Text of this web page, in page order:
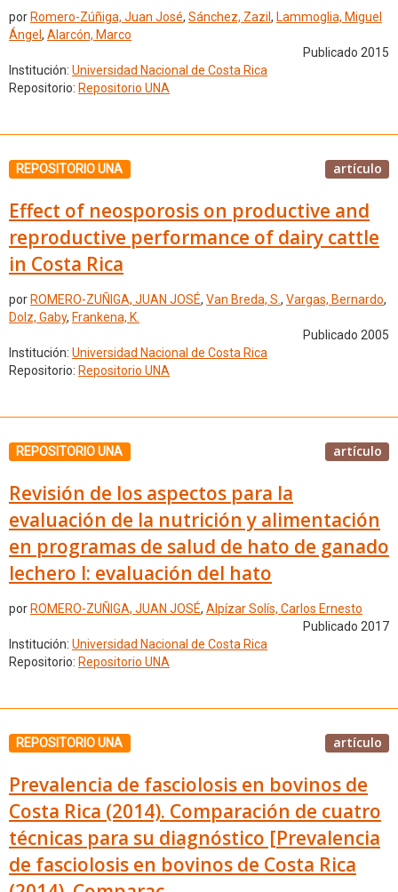
por Romero-Zúñiga, Juan José, Sánchez, Zazil , Lammoglia, Miguel
Ángel , Alarcón, Marco
Publicado 2015
Institución: Universidad Nacional de Costa Rica
Repositorio: Repositorio UNA
REPOSITORIO UNA artículo
Effect of neosporosis on productive and
reproductive performance of dairy cattle
in Costa Rica
por ROMERO-ZUÑIGA, JUAN JOSÉ, Van Breda, S., Vargas, Bernardo,
Dolz, Gaby, Frankena, K.
Publicado 2005
Institución: Universidad Nacional de Costa Rica
Repositorio: Repositorio UNA
REPOSITORIO UNA artículo
Revisión de los aspectos para la
evaluación de la nutrición y alimentación
en programas de salud de hato de ganado
lechero I: evaluación del hato
por ROMERO-ZUÑIGA, JUAN JOSÉ, Alpízar Solís, Carlos Ernesto
Publicado 2017
Institución: Universidad Nacional de Costa Rica
Repositorio: Repositorio UNA
REPOSITORIO UNA artículo
Prevalencia de fasciolosis en bovinos de
Costa Rica (2014). Comparación de cuatro
técnicas para su diagnóstico [Prevalencia
de fasciolosis en bovinos de Costa Rica